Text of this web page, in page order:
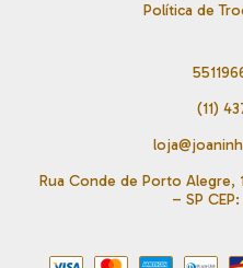
Política de
(11)
Rua Conde de Porto Alegre,
– SP